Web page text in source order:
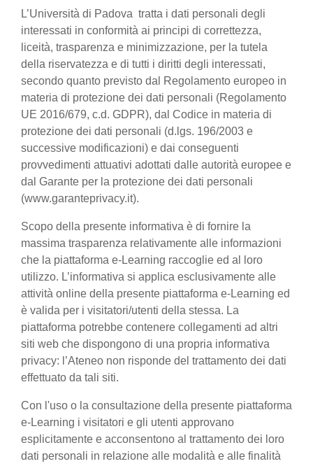
L’Università di Padova tratta i dati personali degli
interessati in conformità ai principi di correttezza,
liceità, trasparenza e minimizzazione, per la tutela
della riservatezza e di tutti i diritti degli interessati,
secondo quanto previsto dal Regolamento europeo in
materia di protezione dei dati personali (Regolamento
UE 2016/679, c.d. GDPR), dal Codice in materia di
protezione dei dati personali (d.lgs. 196/2003 e
successive modificazioni) e dai conseguenti
provvedimenti attuativi adottati dalle autorità europee e
dal Garante per la protezione dei dati personali
(www.garanteprivacy.it).
Scopo della presente informativa è di fornire la
massima trasparenza relativamente alle informazioni
che la piattaforma e-Learning raccoglie ed al loro
utilizzo. L’informativa si applica esclusivamente alle
attività online della presente piattaforma e-Learning ed
è valida per i visitatori/utenti della stessa. La
piattaforma potrebbe contenere collegamenti ad altri
siti web che dispongono di una propria informativa
privacy: l’Ateneo non risponde del trattamento dei dati
effettuato da tali siti.
Con l'uso o la consultazione della presente piattaforma
e-Learning i visitatori e gli utenti approvano
esplicitamente e acconsentono al trattamento dei loro
dati personali in relazione alle modalità e alle finalità